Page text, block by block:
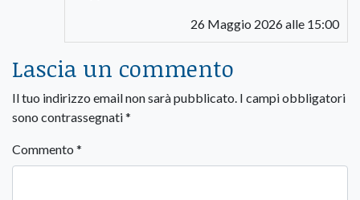
26 Maggio 2026 alle 15:00
Lascia un commento
Il tuo indirizzo email non sarà pubblicato. I campi obbligatori
sono contrassegnati*
Commento *